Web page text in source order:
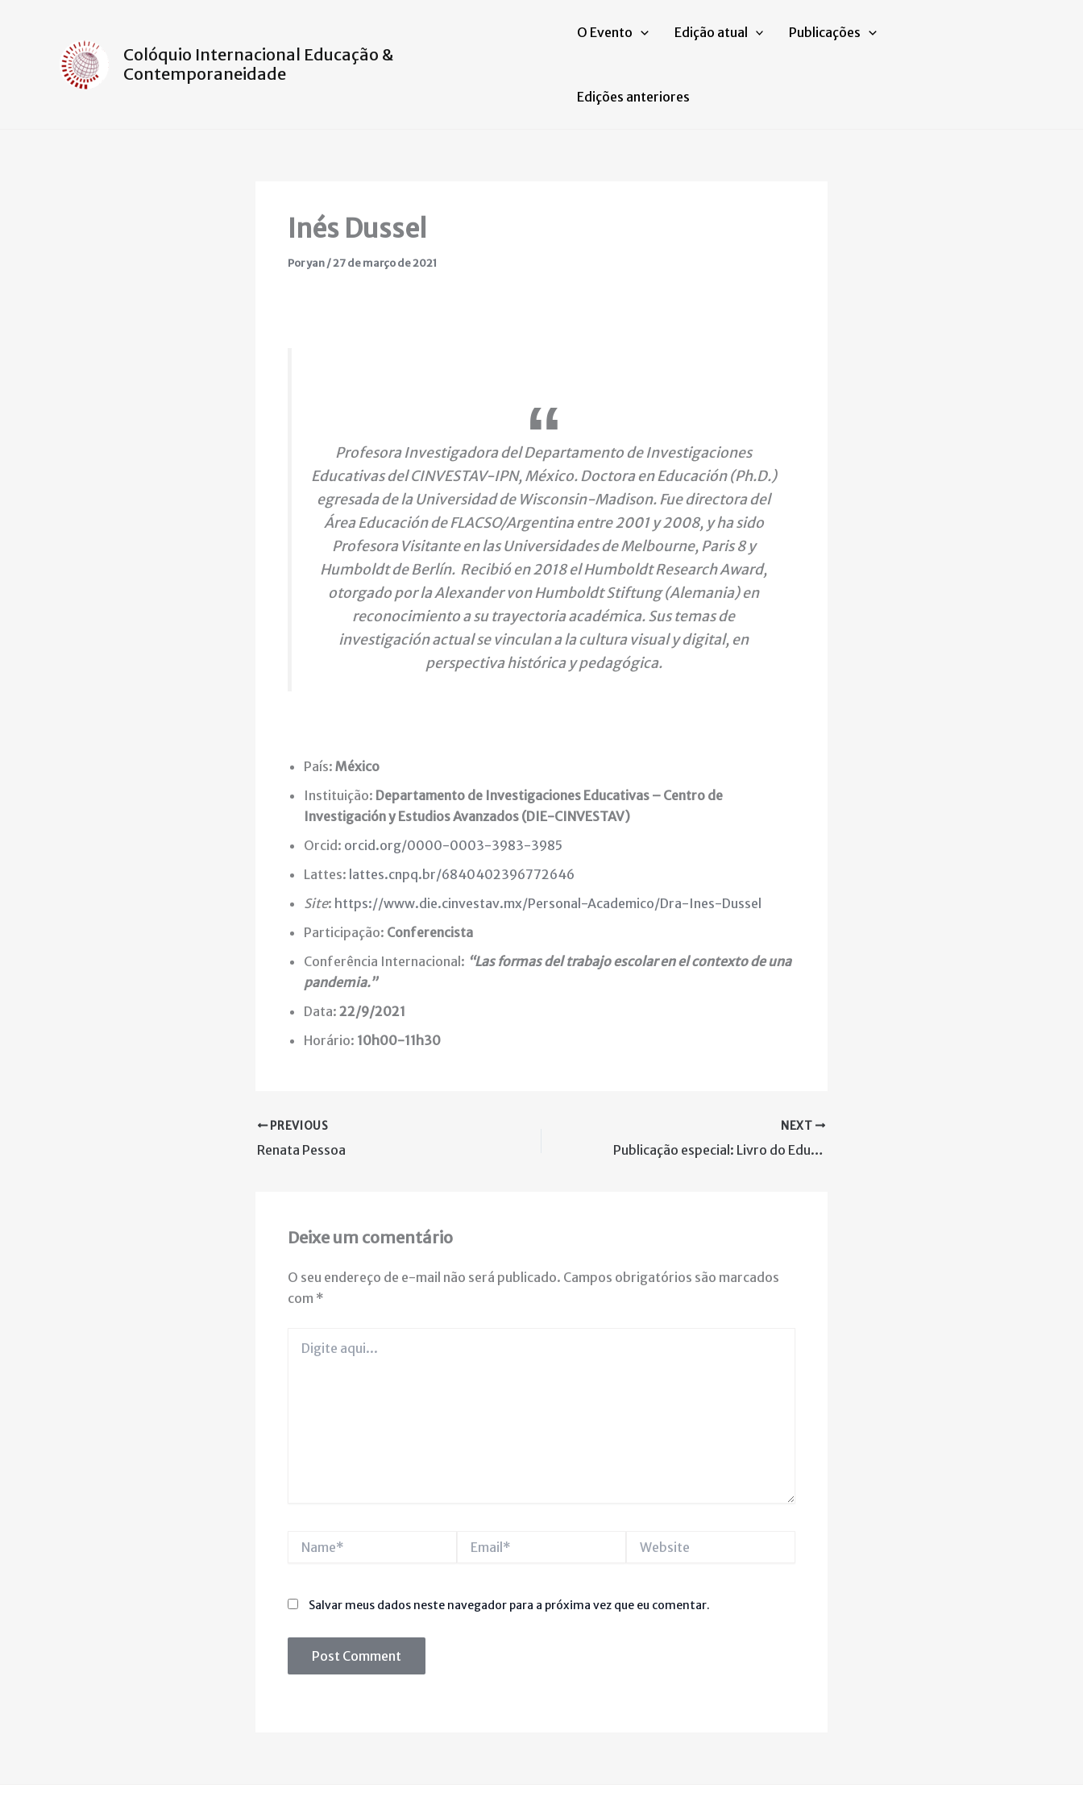
Colóquio Internacional Educação &
Contemporaneidade
O Evento Edição atual Publicações
Edições anteriores
Inés Dussel
Poryan/27 de março de 2021
Profesora Investigadora del Departamento de Investigaciones
Educativas del CINVESTAV-IPN, México. Doctora en Educación (Ph.D.)
egresada de la Universidad de Wisconsin-Madison. Fue directora del
Área Educación de FLACSO/Argentina entre 2001 y 2008, y ha sido
Profesora Visitante en las Universidades de Melbourne, Paris 8 y
Humboldt de Berlín. Recibió en 2018 el Humboldt Research Award,
otorgado por la Alexander von Humboldt Stiftung (Alemania) en
reconocimiento a su trayectoria académica. Sus temas de
investigación actual se vinculan a la cultura visual y digital, en
perspectiva histórica y pedagógica.
País: México
Instituição: Departamento de Investigaciones Educativas – Centro de
Investigación y Estudios Avanzados (DIE-CINVESTAV)
Orcid: orcid.org/0000-0003-3983-3985
Lattes: lattes.cnpq.br/6840402396772646
Site: https://www.die.cinvestav.mx/Personal-Academico/Dra-Ines-Dussel
Participação: Conferencista
Conferência Internacional: “Las formas del trabajo escolar en el contexto de una
pandemia.”
Data: 22/9/2021
Horário: 10h00-11h30
PREVIOUS
Renata Pessoa
NEXT
Publicação especial: Livro do Educon
Deixe um comentário
O seu endereço de e-mail não será publicado. Campos obrigatórios são marcados
com *
aqui...
Salvar meus dados neste navegador para a próxima vez que eu comentar.